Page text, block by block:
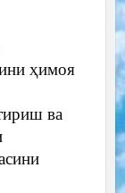
ҳимоя
ва